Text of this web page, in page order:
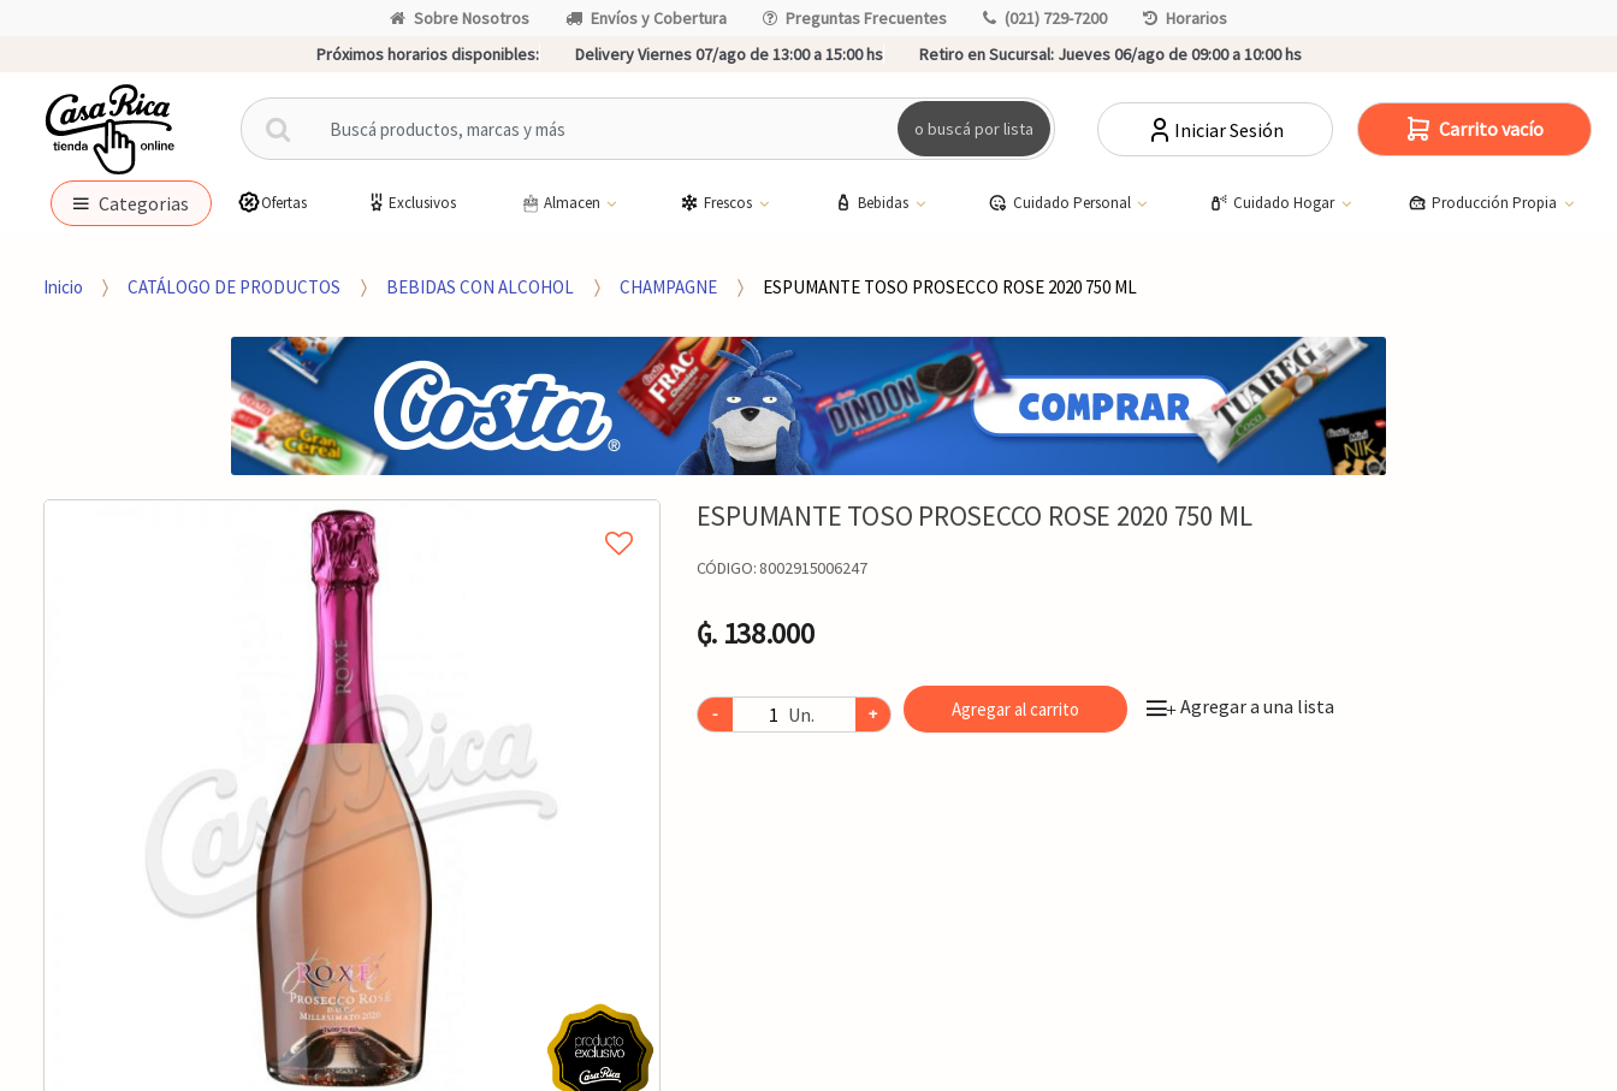
Sobre Nosotros Envíos y Cobertura Preguntas Frecuentes (021) 729-7200
Horarios
Próximos horarios disponibles:
Delivery Viernes 07/ago de 13:00 a 15:00 hs Retiro en Sucursal:Jueves 06/ago de 09:00 a 10:00 hs
B
u
c
p
r
o buscá por lista Iniciar Sesión Carrito vacío
Categorias Ofertas Exclusivos Almacen Frescos Bebidas Cuidado Personal Cuidado Hogar Producción Propia
Inicio CATÁLOGO DE PRODUCTOS BEBIDAS CON ALCOHOL CHAMPAGNE ESPUMANTE TOSO PROSECCO ROSE 2020 750 ML
ESPUMANTE TOSO PROSECCO ROSE 2020 750 ML
CÓDIGO: 8002915006247
₲. 138.000
- Un. + Agregar al carrito +Agregar a una lista